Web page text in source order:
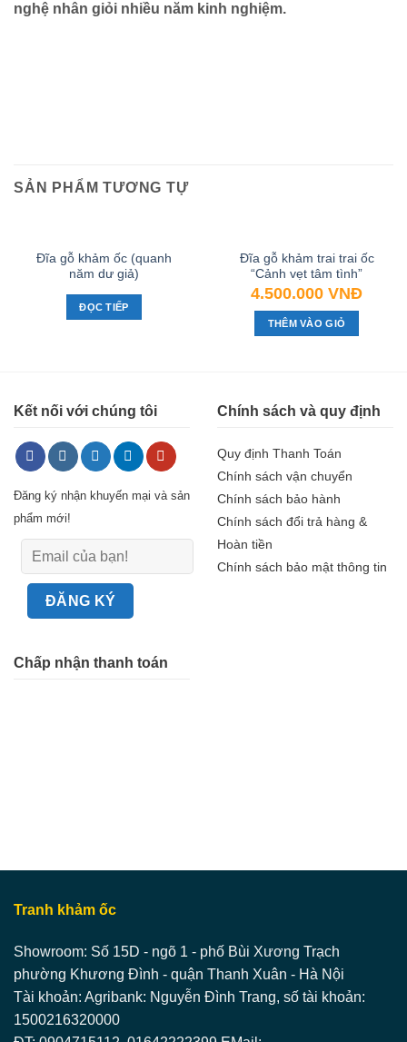
nghệ nhân giỏi nhiều năm kinh nghiệm.
SẢN PHẨM TƯƠNG TỰ
Đĩa gỗ khảm ốc (quanh
năm dư giả)
ĐỌC TIẾP
Đĩa gỗ khảm trai trai ốc
“Cảnh vẹt tâm tình”
4.500.000 VNĐ
THÊM VÀO GIỎ
Kết nối với chúng tôi
Đăng ký nhận khuyến mại và sản
phẩm mới!
Chính sách và quy định
Quy định Thanh Toán
Chính sách vận chuyển
Chính sách bảo hành
Chính sách đổi trả hàng &
Hoàn tiền
Chính sách bảo mật thông tin
Chấp nhận thanh toán
Tranh khảm ốc
Showroom: Số 15D - ngõ 1 - phố Bùi Xương Trạch
phường Khương Đình - quận Thanh Xuân - Hà Nội
Tài khoản: Agribank: Nguyễn Đình Trang, số tài khoản:
1500216320000